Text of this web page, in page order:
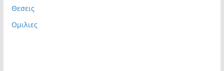
Θεσεις
Ομιλιες